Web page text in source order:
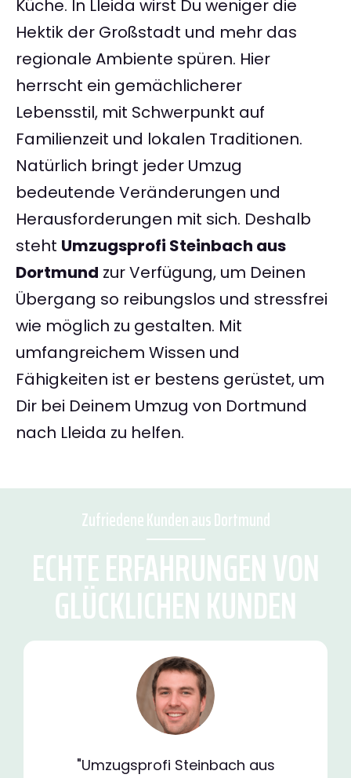
Küche. In Lleida wirst Du weniger die
Hektik der Großstadt und mehr das
regionale Ambiente spüren. Hier
herrscht ein gemächlicherer
Lebensstil, mit Schwerpunkt auf
Familienzeit und lokalen Traditionen.
Natürlich bringt jeder Umzug
bedeutende Veränderungen und
Herausforderungen mit sich. Deshalb
steht Umzugsprofi Steinbach aus
Dortmund zur Verfügung, um Deinen
Übergang so reibungslos und stressfrei
wie möglich zu gestalten. Mit
umfangreichem Wissen und
Fähigkeiten ist er bestens gerüstet, um
Dir bei Deinem Umzug von Dortmund
nach Lleida zu helfen.
Zufriedene Kunden aus Dortmund
ECHTE ERFAHRUNGEN VON
GLÜCKLICHEN KUNDEN
"Umzugsprofi Steinbach aus